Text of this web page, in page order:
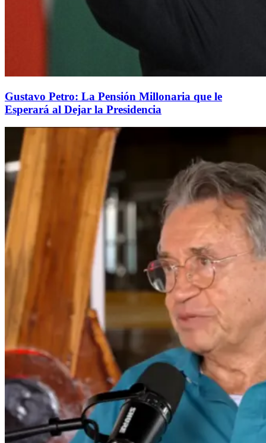
Gustavo Petro: La Pensión Millonaria que le
Esperará al Dejar la Presidencia